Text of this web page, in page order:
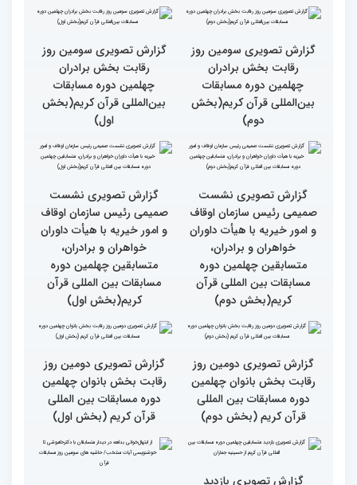
کتاب قرآن با قلب ما مرتبط
و قابل توصیف نیست
جزئیات سومین روز رقابت
بخش بانوان مسابقات
بین‌المللی قرآن کریم
گزارش تصویری سومین روز
رقابت بخش برادران
چهلمین دوره مسابقات
بین‌المللی قرآن کریم(بخش
دوم)
گزارش تصویری سومین روز
رقابت بخش برادران
چهلمین دوره مسابقات
بین‌المللی قرآن کریم(بخش
اول)
گزارش تصویری نشست
و امور خیریه با هیأت داوران
متسابقین چهلمین دوره
مسابقات بین المللی قرآن
کریم(بخش دوم)
گزارش تصویری نشست
و امور خیریه با هیأت داوران
متسابقین چهلمین دوره
مسابقات بین المللی قرآن
کریم(بخش اول)
گزارش تصویری دومین روز